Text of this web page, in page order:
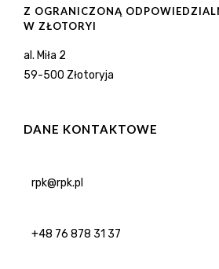
Z OGRANICZONĄ
W ZŁOTORYI
al. Miła 2
59-500 Złotoryja
DANE KONTAKTOWE
rpk@rpk.pl
+48 76 878 31 37